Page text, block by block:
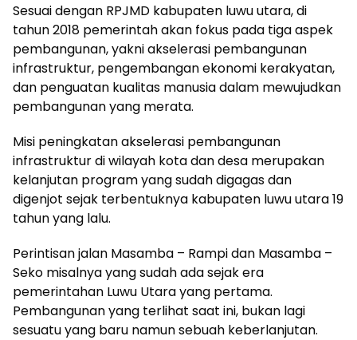
Sesuai dengan RPJMD kabupaten luwu utara, di
tahun 2018 pemerintah akan fokus pada tiga aspek
pembangunan, yakni akselerasi pembangunan
infrastruktur, pengembangan ekonomi kerakyatan,
dan penguatan kualitas manusia dalam mewujudkan
pembangunan yang merata.
Misi peningkatan akselerasi pembangunan
infrastruktur di wilayah kota dan desa merupakan
kelanjutan program yang sudah digagas dan
digenjot sejak terbentuknya kabupaten luwu utara 19
tahun yang lalu.
Perintisan jalan Masamba – Rampi dan Masamba –
Seko misalnya yang sudah ada sejak era
pemerintahan Luwu Utara yang pertama.
Pembangunan yang terlihat saat ini, bukan lagi
sesuatu yang baru namun sebuah keberlanjutan.